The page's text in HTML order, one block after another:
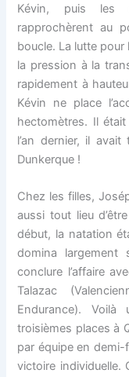
Kévin, puis les
rapprochèrent au
boucle. La lutte
la pression à la
rapidement à
Kévin ne place
hectomètres. Il était
l’an dernier, il
Dunkerque !
Chez les filles,
aussi tout lieu
début, la natation
domina
conclure l’affaire
Talazac
Endurance).
troisièmes places à
par équipe en
victoire individuelle.